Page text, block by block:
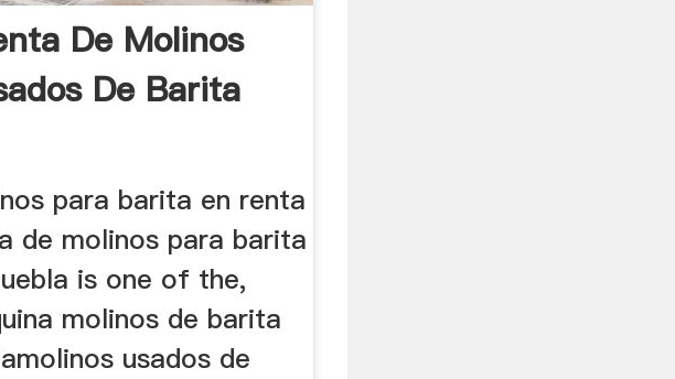
De Molinos
De Barita
para barita en renta
de molinos para barita
is one of the,
molinos de barita
usados de